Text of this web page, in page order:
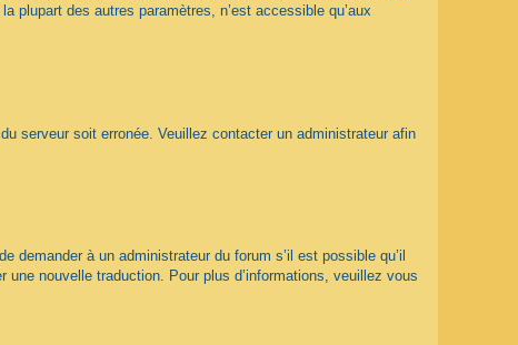
plupart des autres paramètres, n’est accessible qu’aux
serveur soit erronée. Veuillez contacter un administrateur afin
à un administrateur du forum s’il est possible qu’il
nouvelle traduction. Pour plus d’informations, veuillez vous